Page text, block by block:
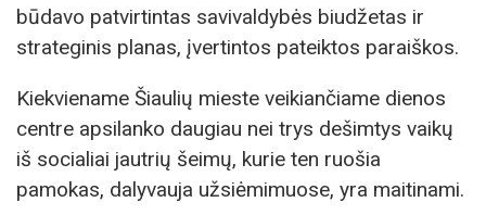
būdavo patvirtintas savivaldybės biudžetas ir
strateginis planas, įvertintos pateiktos paraiškos.
Kiekviename Šiaulių mieste veikiančiame dienos
centre apsilanko daugiau nei trys dešimtys vaikų
iš socialiai jautrių šeimų, kurie ten ruošia
pamokas, dalyvauja užsiėmimuose, yra maitinami.